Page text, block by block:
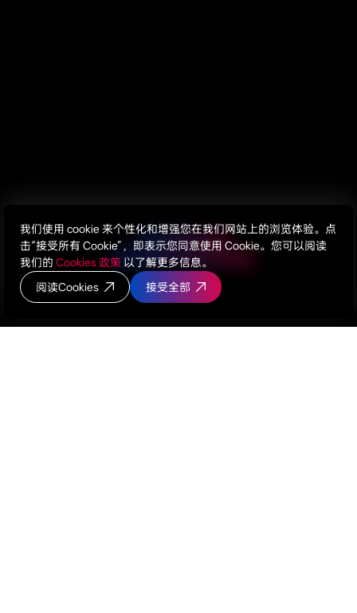
面向室内光发电
契合微型轻薄的设计趋势
我们使用 cookie 来个性化和增强您在我们网站上的浏览体验。点
击“接受所有 Cookie”，即表示您同意使用 Cookie。您可以阅读
我们的 Cookies 政策 以了解更多信息。
阅读Cookies
接受全部